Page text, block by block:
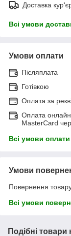
Доставка
Всі умови
Умови оплати
Післяплата
Готівкою
Оплата за
Оплата
MasterCard
Всі умови оплати
Умови
Повернення
Всі умови
Подібні товари